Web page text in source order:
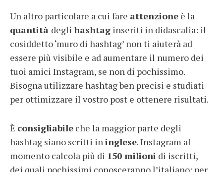
Un altro particolare a cui fare attenzione è la
quantità degli hashtag inseriti in didascalia: il
cosiddetto ‘muro di hashtag’ non ti aiuterà ad
essere più visibile e ad aumentare il numero dei
tuoi amici Instagram, se non di pochissimo.
Bisogna utilizzare hashtag ben precisi e studiati
per ottimizzare il vostro post e ottenere risultati.
È consigliabile che la maggior parte degli
hashtag siano scritti in inglese. Instagram al
momento calcola più di 150 milioni di iscritti,
dei quali pochissimi conosceranno l’italiano: per